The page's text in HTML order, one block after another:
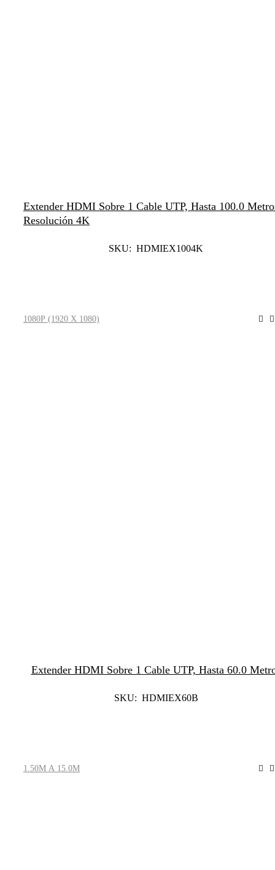
Extender HDMI Sobre 1 Cable UTP, Hasta 100.0
Resolución 4K
SKU: HDMIEX1004K
1080P (1920 X 1080)
Extender HDMI Sobre 1 Cable UTP, Hasta 60.0
SKU: HDMIEX60B
1.50M A 15.0M